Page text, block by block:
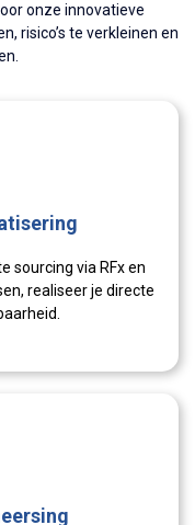
onze innovatieve
risico’s te verkleinen en
sourcing via RFx en
realiseer je directe